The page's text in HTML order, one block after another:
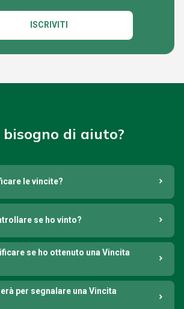
ISCRIVITI
bisogno di aiuto?
le vincite?
se ho vinto?
se ho ottenuto una Vincita
per segnalare una Vincita